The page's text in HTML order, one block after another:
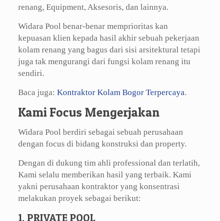
renang, Equipment, Aksesoris, dan lainnya.
Widara Pool benar-benar memprioritas kan
kepuasan klien kepada hasil akhir sebuah pekerjaan
kolam renang yang bagus dari sisi arsitektural tetapi
juga tak mengurangi dari fungsi kolam renang itu
sendiri.
Baca juga: Kontraktor Kolam Bogor Terpercaya.
Kami Focus Mengerjakan
Widara Pool berdiri sebagai sebuah perusahaan
dengan focus di bidang konstruksi dan property.
Dengan di dukung tim ahli professional dan terlatih,
Kami selalu memberikan hasil yang terbaik. Kami
yakni perusahaan kontraktor yang konsentrasi
melakukan proyek sebagai berikut:
1. PRIVATE POOL